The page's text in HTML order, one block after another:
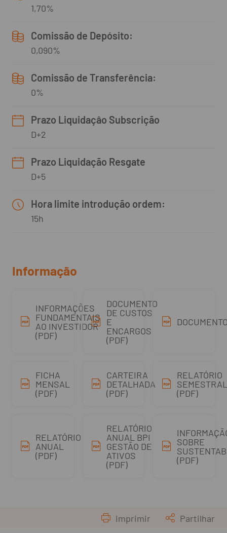
1,70%
Comissão de Depósito:
0,090%
Comissão de Transferência:
0%
Prazo Liquidaçâo Subscrição
D+2
Prazo Liquidação Resgate
D+5
Hora limite introdução ordem:
15h
Informação
INFORMAÇÕES
FUNDAMENTAIS
AO INVESTIDOR
(PDF)
DOCUMENTO
DE CUSTOS
E
ENCARGOS
(PDF)
FICHA
MENSAL
(PDF)
CARTEIRA
DETALHADA
(PDF)
RELATÓRIO
(PDF)
RELATÓRIO
ANUAL
(PDF)
RELATÓRIO
ANUAL BPI
GESTÃO DE
ATIVOS
(PDF)
SOBRE
(PDF)
Imprimir Partilhar